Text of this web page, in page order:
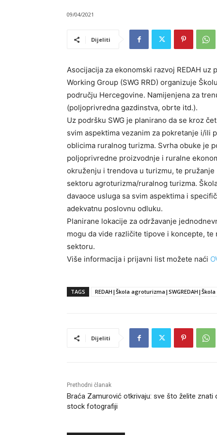
09/04/2021
Dijeliti
Asocijacija za ekonomski razvoj REDAH
Working Group (SWG RRD) organizuje
području Hercegovine. Namijenjena za
(poljoprivredna gazdinstva, obrte itd.).
Uz podršku SWG je planirano da se kroz
svim aspektima vezanim za pokretanje i/ili
oblicima ruralnog turizma. Svrha obuke je
poljoprivredne proizvodnje i ruralne
okruženju i trendova u turizmu, te
sektoru agroturizma/ruralnog turizma.
davaoce usluga sa svim aspektima i
adekvatnu poslovnu odluku.
Planirane lokacije za održavanje
mogu da vide različite tipove i koncepte,
sektoru.
Više informacija i prijavni list možete naći
TAGS REDAH|Škola
Dijeliti
Prethodni članak
Braća Zamurović otkrivaju: sve što želite znati
stock fotografiji